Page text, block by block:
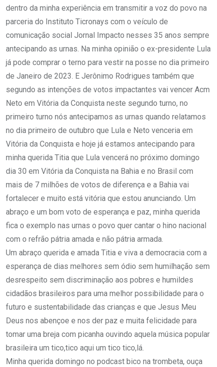
dentro da minha experiência em transmitir a voz do povo na
parceria do Instituto Ticronays com o veículo de
comunicação social Jornal Impacto nesses 35 anos sempre
antecipando as urnas. Na minha opinião o ex-presidente Lula
já pode comprar o terno para vestir na posse no dia primeiro
de Janeiro de 2023. E Jerônimo Rodrigues também que
segundo as intenções de votos impactantes vai vencer Acm
Neto em Vitória da Conquista neste segundo turno, no
primeiro turno nós antecipamos as urnas quando relatamos
no dia primeiro de outubro que Lula e Neto venceria em
Vitória da Conquista e hoje já estamos antecipando para
minha querida Titia que Lula vencerá no próximo domingo
dia 30 em Vitória da Conquista na Bahia e no Brasil com
mais de 7 milhões de votos de diferença e a Bahia vai
fortalecer e muito está vitória que estou anunciando. Um
abraço e um bom voto de esperança e paz, minha querida
fica o exemplo nas urnas o povo quer cantar o hino nacional
com o refrão pátria amada e não pátria armada.
Um abraço querida e amada Titia e viva a democracia com a
esperança de dias melhores sem ódio sem humilhação sem
desrespeito sem discriminação aos pobres e humildes
cidadãos brasileiros para uma melhor possibilidade para o
futuro e sustentabilidade das crianças e que Jesus Meu
Deus nos abençoe e nos der paz e muita felicidade para
tomar uma breja com picanha ouvindo aquela música popular
brasileira um tico,tico aqui um tico tico,lá.
Minha querida domingo no podcast bico na trombeta, ouça